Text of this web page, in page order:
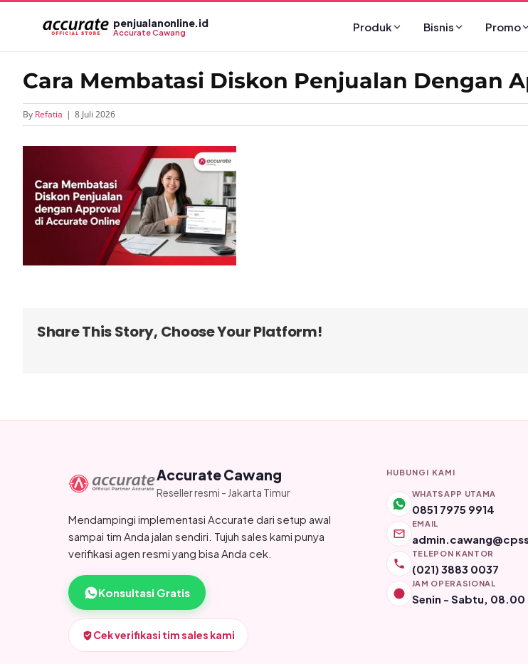
penjualanonline.id
Accurate Cawang Produk Bisnis Promo
Cara Membatasi Diskon Penjualan Dengan
By Refatia | 8 Juli 2026
Share This Story, Choose Your Platform!
Accurate Cawang
Reseller resmi - Jakarta Timur
Mendampingi implementasi Accurate dari setup awal
sampai tim Anda jalan sendiri. Tujuh sales kami punya
verifikasi agen resmi yang bisa Anda cek.
Konsultasi Gratis
Cek verifikasi tim sales kami
HUBUNGI KAMI
WHATSAPP UTAMA
0851 7975 9914
EMAIL
TELEPON KANTOR
(021) 3883 0037
JAM OPERASIONAL
Senin - Sabtu, 08.00